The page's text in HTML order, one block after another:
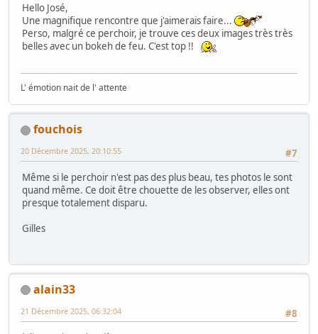
Hello José,
Une magnifique rencontre que j'aimerais faire...
Perso, malgré ce perchoir, je trouve ces deux images très très
belles avec un bokeh de feu. C'est top !!
L' émotion nait de l' attente
fouchois
#7
20 Décembre 2025, 20:10:55
Même si le perchoir n'est pas des plus beau, tes photos le sont
quand même. Ce doit être chouette de les observer, elles ont
presque totalement disparu.
Gilles
alain33
#8
21 Décembre 2025, 06:32:04